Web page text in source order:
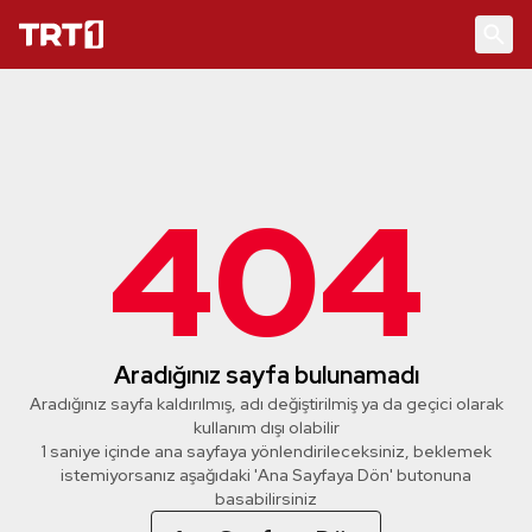
404
Aradığınız sayfa bulunamadı
Aradığınız sayfa kaldırılmış, adı değiştirilmiş ya da geçici olarak
kullanım dışı olabilir
1 saniye içinde ana sayfaya yönlendirileceksiniz, beklemek
istemiyorsanız aşağıdaki 'Ana Sayfaya Dön' butonuna
basabilirsiniz